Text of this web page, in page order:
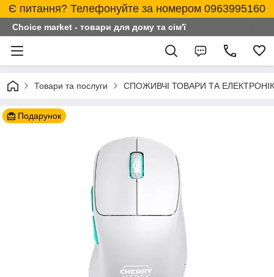
Є питання? Телефонуйте за номером 0963995160
Choice market - товари для дому та сім'ї
Товари та послуги СПОЖИВЧІ ТОВАРИ ТА
Подарунок